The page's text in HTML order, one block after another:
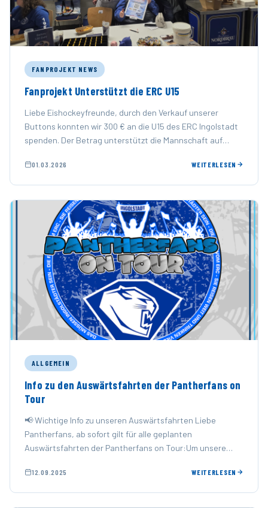
FANPROJEKT NEWS
Fanprojekt Unterstützt die ERC U15
Liebe Eishockeyfreunde, durch den Verkauf unserer
Buttons konnten wir 300 € an die U15 des ERC Ingolstadt
spenden. Der Betrag unterstützt die Mannschaft auf
01.03.2026 WEITERLESEN
ALLGEMEIN
Info zu den Auswärtsfahrten der Pantherfans on
Tour
📢 Wichtige Info zu unseren Auswärtsfahrten Liebe
Pantherfans, ab sofort gilt für alle geplanten
Auswärtsfahrten der Pantherfans on Tour:Um unsere
12.09.2025 WEITERLESEN